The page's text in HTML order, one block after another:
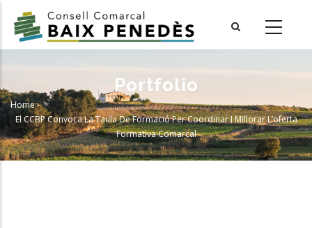
main
Portfolio
Breadcrumb
Home-
El CCBP Convoca La Taula De Formació Per Coordinar I Millorar L’oferta
Formativa Comarcal